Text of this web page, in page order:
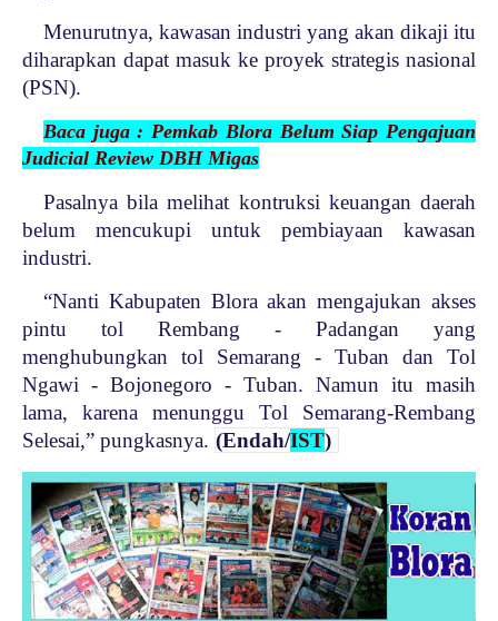
Menurutnya, kawasan industri yang akan dikaji itu
diharapkan dapat masuk ke proyek strategis nasional
(PSN).
Baca juga : Pemkab Blora Belum Siap Pengajuan
Judicial Review DBH Migas
Pasalnya bila melihat kontruksi keuangan daerah
belum mencukupi untuk pembiayaan kawasan
industri.
“Nanti Kabupaten Blora akan mengajukan akses
pintu tol Rembang - Padangan yang
menghubungkan tol Semarang - Tuban dan Tol
Ngawi - Bojonegoro - Tuban. Namun itu masih
lama, karena menunggu Tol Semarang-Rembang
Selesai,” pungkasnya. (Endah/IST)